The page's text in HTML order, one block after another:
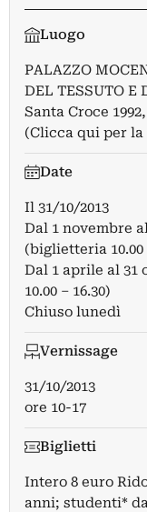
Luogo
PALAZZO
DEL TESSUTO E
Santa Croce
(Clicca qui per la
Date
Il 31/10/2013
Dal 1 novembre al
(biglietteria 10.00
Dal 1 aprile al 31
10.00 – 16.30)
Chiuso lunedì
Vernissage
31/10/2013
ore 10-17
Biglietti
Intero 8 euro
anni; studenti*